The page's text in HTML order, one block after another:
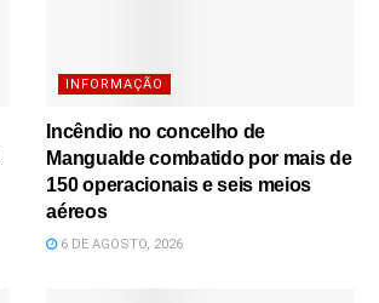
INFORMAÇÃO
Incêndio no concelho de
Mangualde combatido por mais de
150 operacionais e seis meios
aéreos
6 DE AGOSTO, 2026